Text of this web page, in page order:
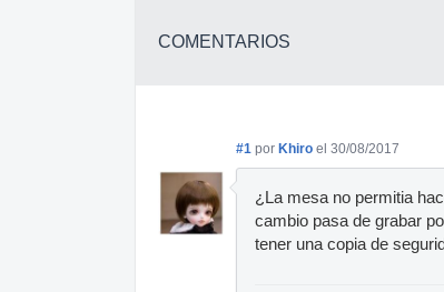
COMENTARIOS
#1 por Khiro el 30/08/2017
¿La mesa no permitia
cambio pasa de grabar
tener una copia de